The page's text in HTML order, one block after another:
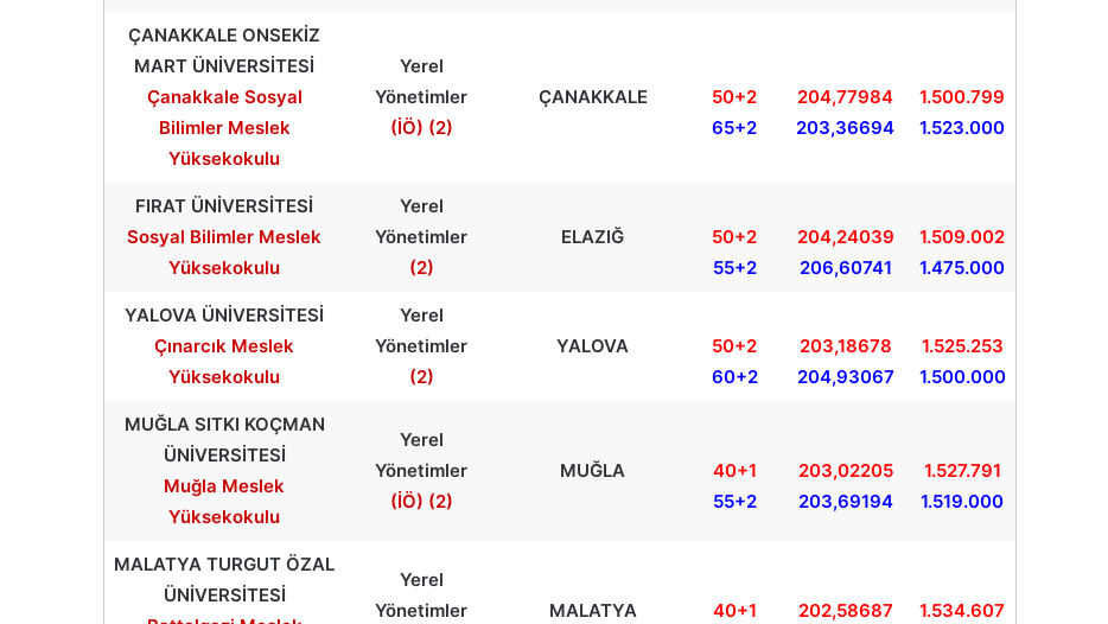
ÇANAKKALE ONSEKİZ
MART ÜNİVERSİTESİ
Çanakkale Sosyal
Bilimler Meslek
Yüksekokulu
Yerel
Yönetimler
(İÖ) (2)
ÇANAKKALE
50+2
65+2
204,77984
203,36694
1.500.799
1.523.000
FIRAT ÜNİVERSİTESİ
Sosyal Bilimler Meslek
Yüksekokulu
Yerel
Yönetimler
(2)
ELAZIĞ
50+2
55+2
204,24039
206,60741
1.509.002
1.475.000
YALOVA ÜNİVERSİTESİ
Çınarcık Meslek
Yüksekokulu
Yerel
Yönetimler
(2)
YALOVA
50+2
60+2
203,18678
204,93067
1.525.253
1.500.000
MUĞLA SITKI KOÇMAN
ÜNİVERSİTESİ
Muğla Meslek
Yüksekokulu
Yerel
Yönetimler
(İÖ) (2)
MUĞLA
40+1
55+2
203,02205
203,69194
1.527.791
1.519.000
MALATYA TURGUT ÖZAL
ÜNİVERSİTESİ
Yerel
Yönetimler
MALATYA 40+1 202,58687 1.534.607